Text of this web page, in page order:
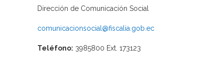
Dirección de Comunicación Social
comunicacionsocial@fiscalia.gob.ec
Teléfono: 3985800 Ext. 173123